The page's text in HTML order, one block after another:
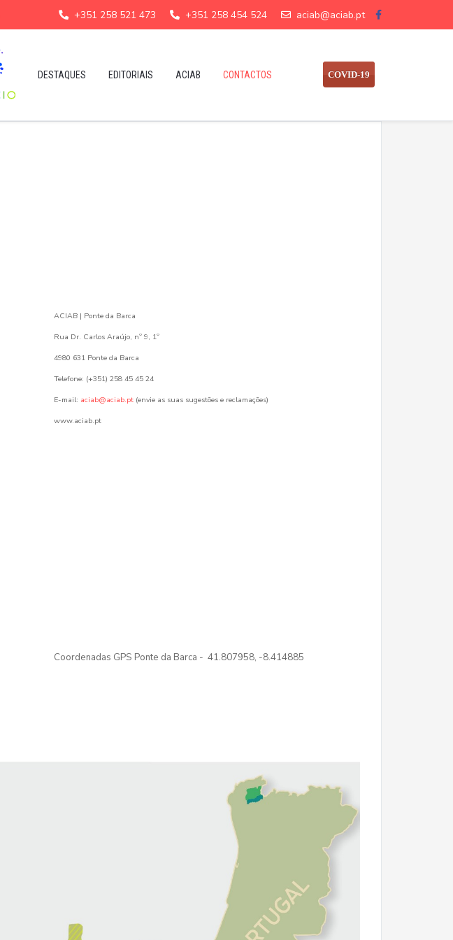
+351 258 521 473 +351 258 454 524 aciab@aciab.pt
DESTAQUES EDITORIAIS ACIAB CONTACTOS COVID-19
ACIAB | Ponte da Barca
Rua Dr. Carlos Araújo, nº 9, 1º
4980 631 Ponte da Barca
Telefone: (+351) 258 45 45 24
E-mail: aciab@aciab.pt (envie as suas sugestões e reclamações)
www.aciab.pt
Coordenadas GPS Ponte da Barca - 41.807958, -8.414885